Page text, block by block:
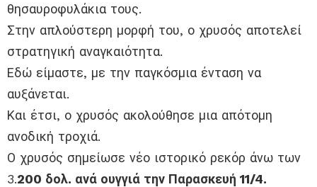
θησαυροφυλάκια τους.
Στην απλούστερη μορφή του, ο χρυσός αποτελεί
στρατηγική αναγκαιότητα.
Εδώ είμαστε, με την παγκόσμια ένταση να
αυξάνεται.
Και έτσι, ο χρυσός ακολούθησε μια απότομη
ανοδική τροχιά.
Ο χρυσός σημείωσε νέο ιστορικό ρεκόρ άνω των
3.200 δολ. ανά ουγγιά την Παρασκευή 11/4.